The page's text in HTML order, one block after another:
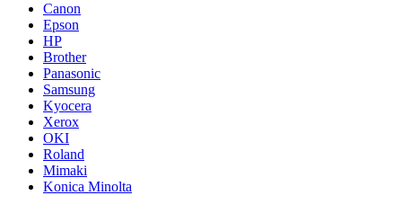
Canon
Epson
HP
Brother
Panasonic
Samsung
Kyocera
Xerox
OKI
Roland
Mimaki
Konica Minolta